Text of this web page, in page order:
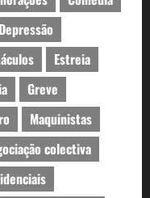
Depressão
Estreia
Greve
Maquinistas
colectiva